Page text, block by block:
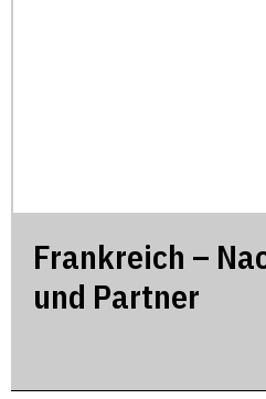
Frankreich –
und Partner